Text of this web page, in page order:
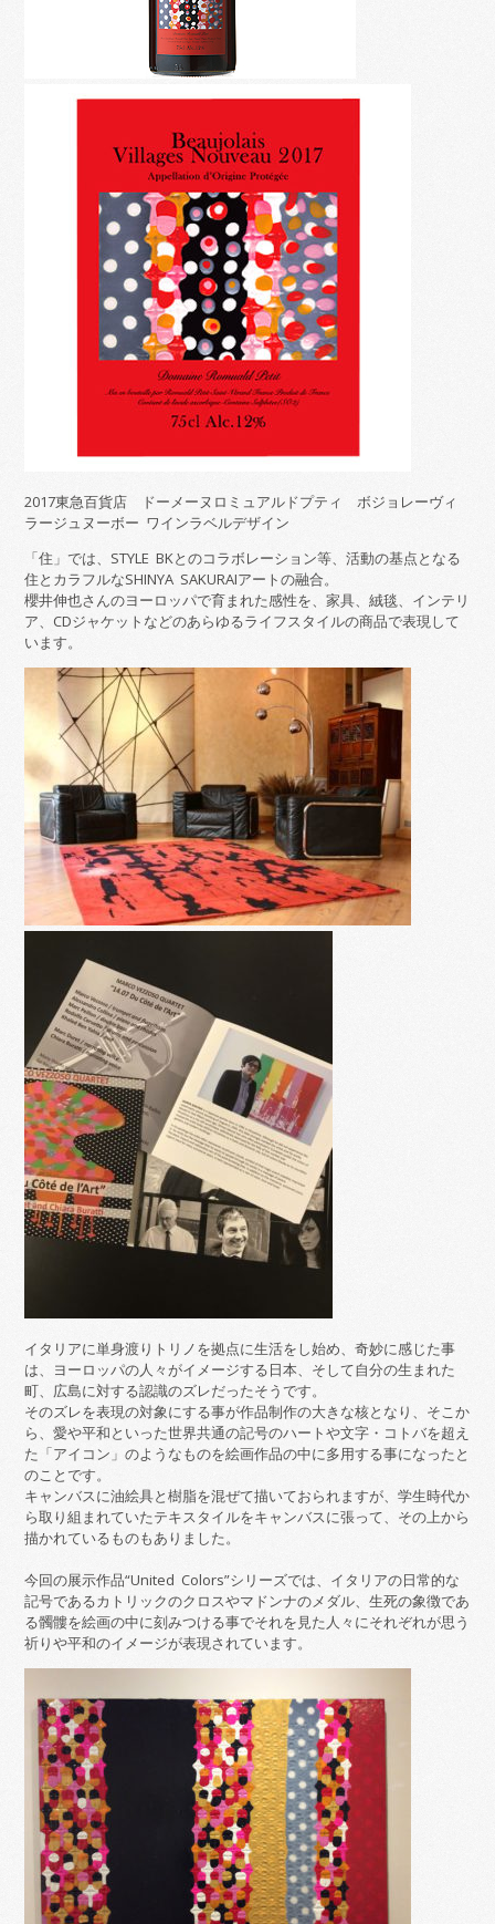
2017東急百貨店 ドーメーヌロミュアルドプティ ボジョレーヴィ
ラージュヌーボー ワインラベルデザイン
「住」では、STYLE BKとのコラボレーション等、活動の基点となる
住とカラフルなSHINYA SAKURAIアートの融合。
櫻井伸也さんのヨーロッパで育まれた感性を、家具、絨毯、インテリ
ア、CDジャケットなどのあらゆるライフスタイルの商品で表現して
います。
イタリアに単身渡りトリノを拠点に生活をし始め、奇妙に感じた事
は、ヨーロッパの人々がイメージする日本、そして自分の生まれた
町、広島に対する認識のズレだったそうです。
そのズレを表現の対象にする事が作品制作の大きな核となり、そこか
ら、愛や平和といった世界共通の記号のハートや文字・コトバを超え
た「アイコン」のようなものを絵画作品の中に多用する事になったと
のことです。
キャンバスに油絵具と樹脂を混ぜて描いておられますが、学生時代か
ら取り組まれていたテキスタイルをキャンバスに張って、その上から
描かれているものもありました。
今回の展示作品“United Colors”シリーズでは、イタリアの日常的な
記号であるカトリックのクロスやマドンナのメダル、生死の象徴であ
る髑髏を絵画の中に刻みつける事でそれを見た人々にそれぞれが思う
祈りや平和のイメージが表現されています。